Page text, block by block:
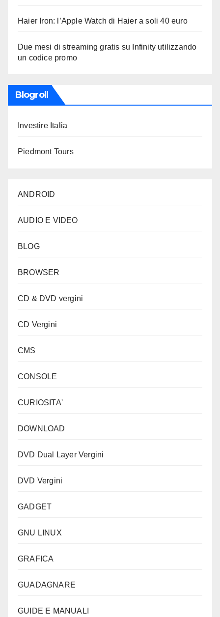
Haier Iron: l’Apple Watch di Haier a soli 40 euro
Due mesi di streaming gratis su Infinity utilizzando
un codice promo
Blogroll
Investire Italia
Piedmont Tours
ANDROID
AUDIO E VIDEO
BLOG
BROWSER
CD & DVD vergini
CD Vergini
CMS
CONSOLE
CURIOSITA'
DOWNLOAD
DVD Dual Layer Vergini
DVD Vergini
GADGET
GNU LINUX
GRAFICA
GUADAGNARE
GUIDE E MANUALI